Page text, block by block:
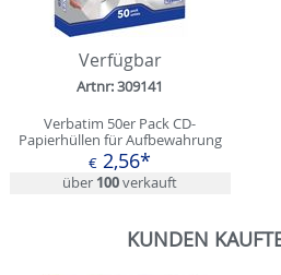
Verfügbar
Artnr: 309141
Verbatim 50er Pack CD-
Papierhüllen für Aufbewahrung
(49992)
€ 2,56*
über 100verkauft
KUNDEN